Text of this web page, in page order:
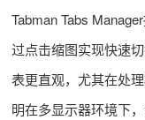
Tabman Tabs
过点击缩图实现快速
表更直观，尤其在处
明在多显示器环境下